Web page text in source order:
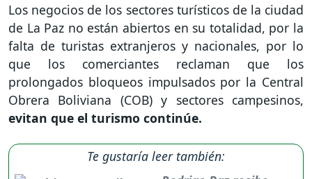
Los negocios de los sectores turísticos de la ciudad
de La Paz no están abiertos en su totalidad, por la
falta de turistas extranjeros y nacionales, por lo
que los comerciantes reclaman que los
prolongados bloqueos impulsados por la Central
Obrera Boliviana (COB) y sectores campesinos,
evitan que el turismo continúe.
Te gustaría leer también: